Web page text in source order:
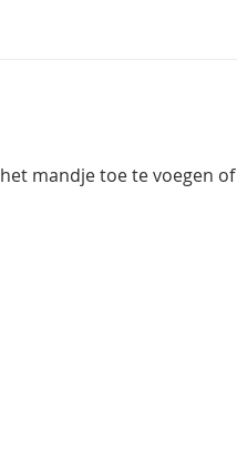
mandje toe te voegen of